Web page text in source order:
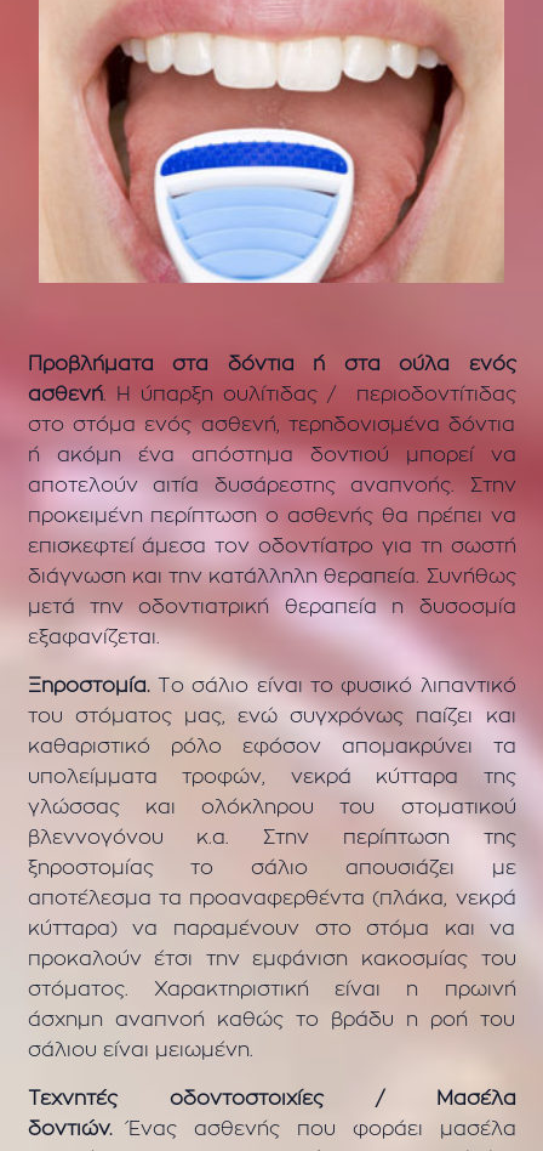
Προβλήματα στα δόντια ή στα ούλα ενός
ασθενή. Η ύπαρξη ουλίτιδας / περιοδοντίτιδας
στο στόμα ενός ασθενή, τερηδονισμένα δόντια
ή ακόμη ένα απόστημα δοντιού μπορεί να
αποτελούν αιτία δυσάρεστης αναπνοής. Στην
προκειμένη περίπτωση ο ασθενής θα πρέπει να
επισκεφτεί άμεσα τον οδοντίατρο για τη σωστή
διάγνωση και την κατάλληλη θεραπεία. Συνήθως
μετά την οδοντιατρική θεραπεία η δυσοσμία
εξαφανίζεται.
Ξηροστομία.
Το σάλιο είναι το φυσικό λιπαντικό
του στόματος μας, ενώ συγχρόνως παίζει και
καθαριστικό ρόλο εφόσον απομακρύνει τα
υπολείμματα τροφών, νεκρά κύτταρα της
γλώσσας και ολόκληρου του στοματικού
βλεννογόνου κ.α. Στην περίπτωση της
ξηροστομίας το σάλιο απουσιάζει με
αποτέλεσμα τα προαναφερθέντα (πλάκα, νεκρά
κύτταρα) να παραμένουν στο στόμα και να
προκαλούν έτσι την εμφάνιση κακοσμίας του
στόματος. Χαρακτηριστική είναι η πρωινή
άσχημη αναπνοή καθώς το βράδυ η ροή του
σάλιου είναι μειωμένη.
Τεχνητές οδοντοστοιχίες / Μασέλα
δοντιών.Ένας ασθενής που φοράει μασέλα